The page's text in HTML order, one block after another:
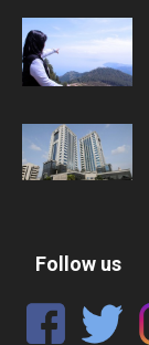
Follow us